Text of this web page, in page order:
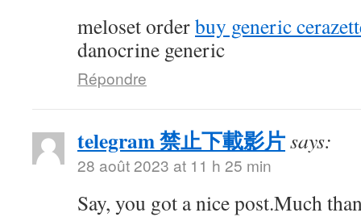
meloset orderbuy generic
danocrine generic
Répondre
telegram 禁止下載影片says:
28 août 2023 at 11 h 25 min
Say, you got a nice post.Much